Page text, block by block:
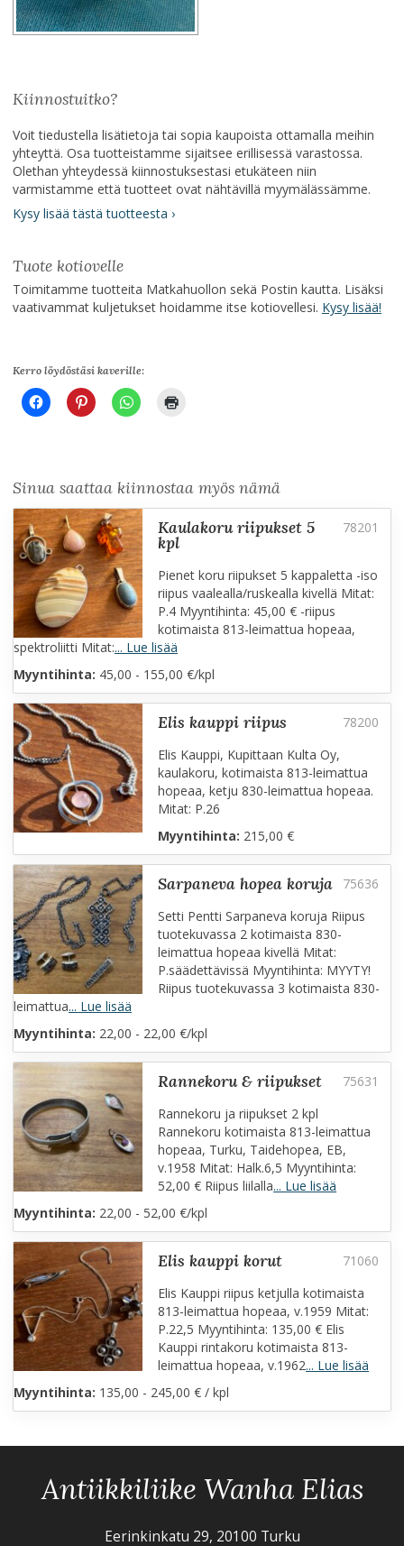
Kiinnostuitko?
Voit tiedustella lisätietoja tai sopia kaupoista ottamalla meihin
yhteyttä. Osa tuotteistamme sijaitsee erillisessä varastossa.
Olethan yhteydessä kiinnostuksestasi etukäteen niin
varmistamme että tuotteet ovat nähtävillä myymälässämme.
Kysy lisää tästä tuotteesta ›
Tuote kotiovelle
Toimitamme tuotteita Matkahuollon sekä Postin kautta. Lisäksi
vaativammat kuljetukset hoidamme itse kotiovellesi. Kysy lisää!
Kerro löydöstäsi kaverille:
Sinua saattaa kiinnostaa myös nämä
kaulakoru riipukset 5
kpl
Pienet koru riipukset 5 kappaletta -iso
riipus vaalealla/ruskealla kivellä Mitat:
P.4 Myyntihinta: 45,00 € -riipus
kotimaista 813-leimattua hopeaa,
spektroliitti Mitat:... Lue lisää
Myyntihinta: 45,00 - 155,00 €/kpl
elis kauppi riipus
Elis Kauppi, Kupittaan Kulta Oy,
kaulakoru, kotimaista 813-leimattua
hopeaa, ketju 830-leimattua hopeaa.
Mitat: P.26
Myyntihinta: 215,00 €
sarpaneva hopea koruja
Setti Pentti Sarpaneva koruja Riipus
tuotekuvassa 2 kotimaista 830-
leimattua hopeaa kivellä Mitat:
P.säädettävissä Myyntihinta: MYYTY!
Riipus tuotekuvassa 3 kotimaista 830-
leimattua... Lue lisää
Myyntihinta: 22,00 - 22,00 €/kpl
rannekoru & riipukset
Rannekoru ja riipukset 2 kpl
Rannekoru kotimaista 813-leimattua
hopeaa, Turku, Taidehopea, EB,
v.1958 Mitat: Halk.6,5 Myyntihinta:
52,00 € Riipus liilalla... Lue lisää
Myyntihinta: 22,00 - 52,00 €/kpl
elis kauppi korut
Elis Kauppi riipus ketjulla kotimaista
813-leimattua hopeaa, v.1959 Mitat:
P.22,5 Myyntihinta: 135,00 € Elis
Kauppi rintakoru kotimaista 813-
leimattua hopeaa, v.1962... Lue lisää
Myyntihinta: 135,00 - 245,00 € / kpl
Antiikkiliike Wanha Elias
Eerinkinkatu 29, 20100 Turku